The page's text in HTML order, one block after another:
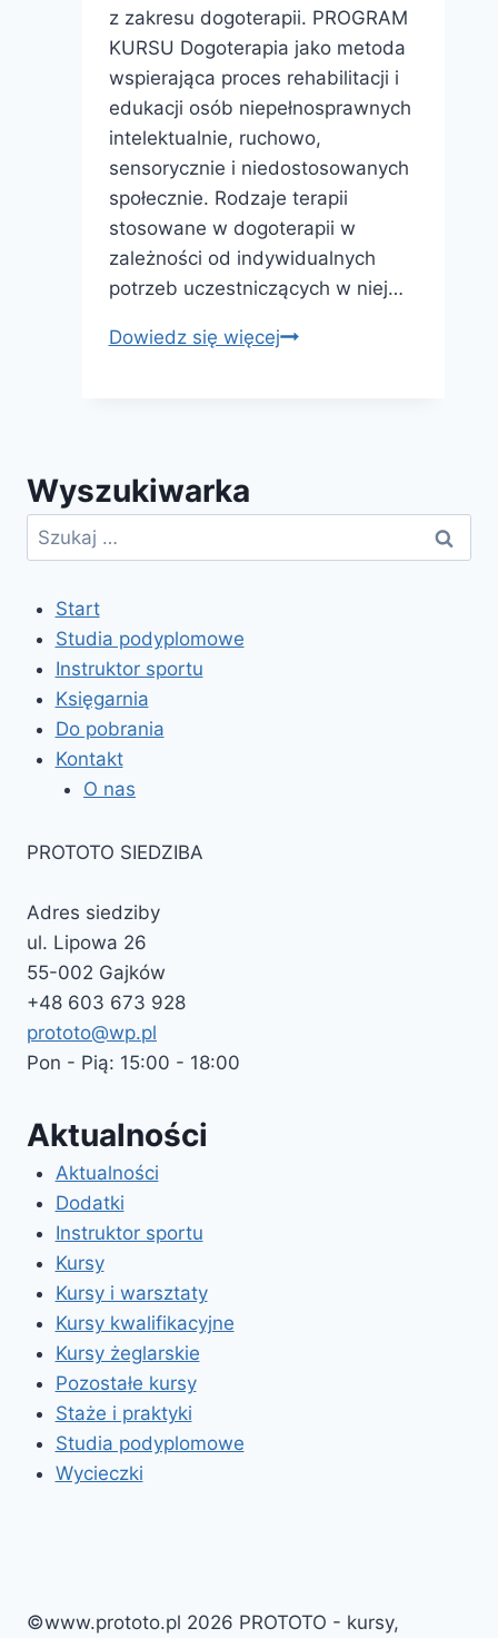
z zakresu dogoterapii. PROGRAM
KURSU Dogoterapia jako metoda
wspierająca proces rehabilitacji i
edukacji osób niepełnosprawnych
intelektualnie, ruchowo,
sensorycznie i niedostosowanych
społecznie. Rodzaje terapii
stosowane w dogoterapii w
zależności od indywidualnych
potrzeb uczestniczących w niej…
Dowiedz się więcejKurs
Wyszukiwarka
Szukaj:
Start
Studia podyplomowe
Instruktor sportu
Księgarnia
Do pobrania
Kontakt
O nas
PROTOTO SIEDZIBA
Adres siedziby
ul. Lipowa 26
55-002 Gajków
+48 603 673 928
prototo@wp.pl
Pon - Pią: 15:00 - 18:00
Aktualności
Aktualności
Dodatki
Instruktor sportu
Kursy
Kursy i warsztaty
Kursy kwalifikacyjne
Kursy żeglarskie
Pozostałe kursy
Staże i praktyki
Studia podyplomowe
Wycieczki
©www.prototo.pl 2026 PROTOTO - kursy,